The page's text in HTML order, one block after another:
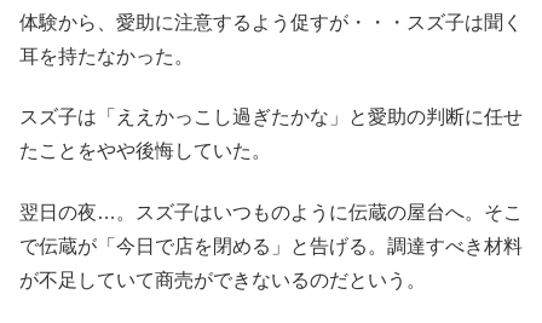
体験から、愛助に注意するよう促すが・・・スズ子は聞く
耳を持たなかった。
スズ子は「ええかっこし過ぎたかな」と愛助の判断に任せ
たことをやや後悔していた。
翌日の夜…。スズ子はいつものように伝蔵の屋台へ。そこ
で伝蔵が「今日で店を閉める」と告げる。調達すべき材料
が不足していて商売ができないるのだという。